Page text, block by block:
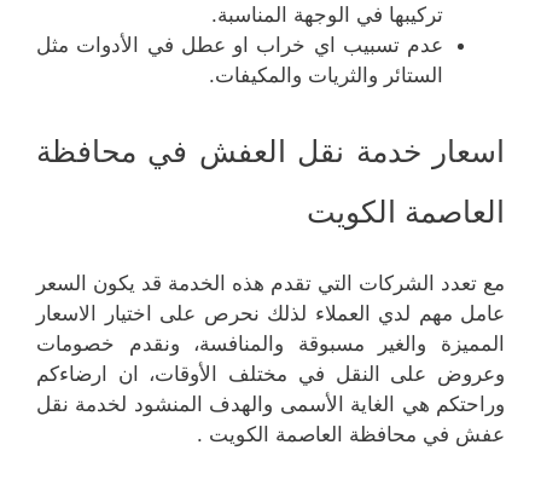
تركيبها في الوجهة المناسبة.
عدم تسبيب اي خراب او عطل في الأدوات مثل
الستائر والثريات والمكيفات.
اسعار خدمة نقل العفش في محافظة
العاصمة الكويت
مع تعدد الشركات التي تقدم هذه الخدمة قد يكون السعر
عامل مهم لدي العملاء لذلك نحرص على اختيار الاسعار
المميزة والغير مسبوقة والمنافسة، ونقدم خصومات
وعروض على النقل في مختلف الأوقات، ان ارضاءكم
وراحتكم هي الغاية الأسمى والهدف المنشود لخدمة نقل
عفش في محافظة العاصمة الكويت .